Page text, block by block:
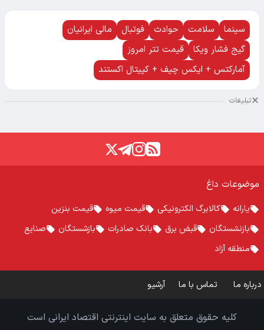
سینما سلامت حوادث فوتبال
مالی ایرانیان
گیج فشار ویکا
قیمت تتر امروز
آمارکتس + ایکس چیف + کپیتال اکستند
تبلیغات
موضوعات داغ
یارانه کالابرگ الکترونیکی قیمت میوه
قیمت بنزین
بازنشستگان
قبض برق بانک صادرات بازشستگان
صنایع
منطقه آزاد
درباره ما تماس با ما آرشیو
کلیه حقوق متعلق به سایت اینترنتی اقتصاد ایرانی است